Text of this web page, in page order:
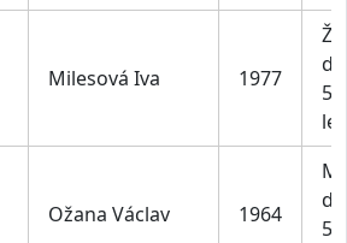
Milesová Iva 1977
do
54
let
Ožana Václav 1964
do
59